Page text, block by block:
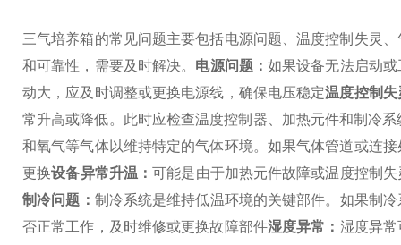
三气培养箱的常见问题主要包括电源问题、温度控制失灵
和可靠性，需要及时解决。 ‌电源问题‌：如果设备无法启动
动大，应及时调整或更换电源线，确保电压稳定‌温度控制失
常升高或降低。此时应检查温度控制器、加热元件和制冷
和氧气等气体以维持特定的气体环境。如果气体管道或连
更换‌设备异常升温‌：可能是由于加热元件故障或温度控制
制冷问题‌： 制冷系统是维持低温环境的关键部件。如果制
否正常工作，及时维修或更换故障部件‌‌湿度异常‌： 湿度异